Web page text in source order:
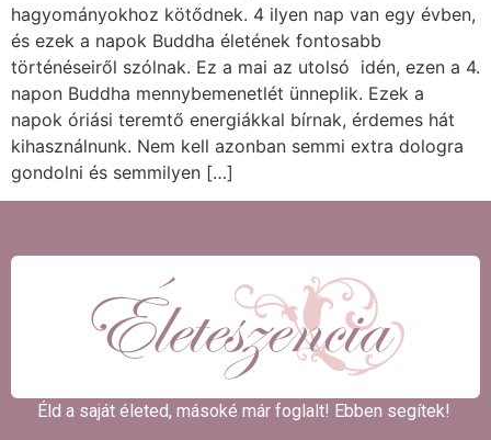
hagyományokhoz kötődnek. 4 ilyen nap van egy évben,
és ezek a napok Buddha életének fontosabb
történéseiről szólnak. Ez a mai az utolsó idén, ezen a 4.
napon Buddha mennybemenetlét ünneplik. Ezek a
napok óriási teremtő energiákkal bírnak, érdemes hát
kihasználnunk. Nem kell azonban semmi extra dologra
gondolni és semmilyen […]
Éld a saját életed, másoké már foglalt! Ebben segítek! ​